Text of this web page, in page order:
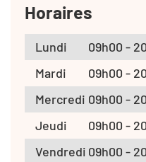
Horaires
Lundi
09h00 -
Mardi
09h00 -
Mercredi 09h00 -
Jeudi
09h00 -
Vendredi 09h00 -